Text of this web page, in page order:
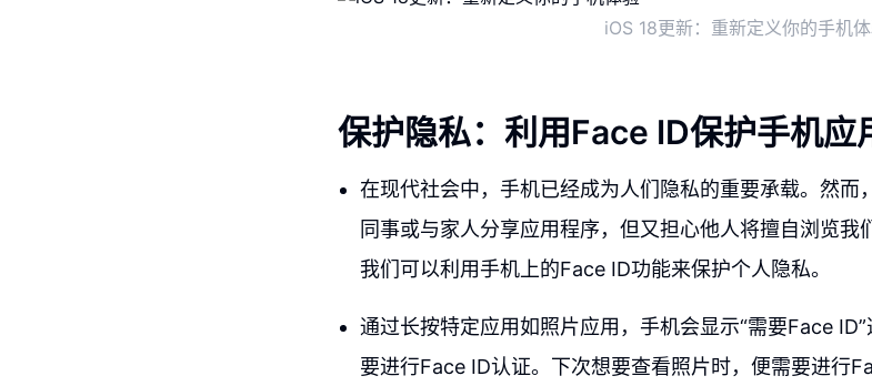
iOS 18更新：重新定义你的手机
保护隐私：利用Face ID保护手机应
在现代社会中，手机已经成为人们隐私的重要承载。然而
同事或与家人分享应用程序，但又担心他人将擅自浏览我
我们可以利用手机上的Face ID功能来保护个人隐私。
通过长按特定应用如照片应用，手机会显示“需要Face
要进行Face ID认证。下次想要查看照片时，便需要进行